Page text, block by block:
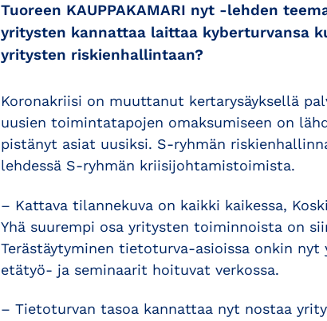
Tuoreen KAUPPAKAMARI nyt -lehden
yritysten kannattaa laittaa kyberturvansa
yritysten riskienhallintaan?
Koronakriisi on muuttanut kertarysäyksellä
uusien toimintatapojen omaksumiseen on
pistänyt asiat uusiksi. S-ryhmän
lehdessä S-ryhmän kriisijohtamistoimista.
– Kattava tilannekuva on kaikki kaikessa,
Yhä suurempi osa yritysten toiminnoista on
Terästäytyminen tietoturva-asioissa onkin
etätyö- ja seminaarit hoituvat verkossa.
– Tietoturvan tasoa kannattaa nyt nostaa